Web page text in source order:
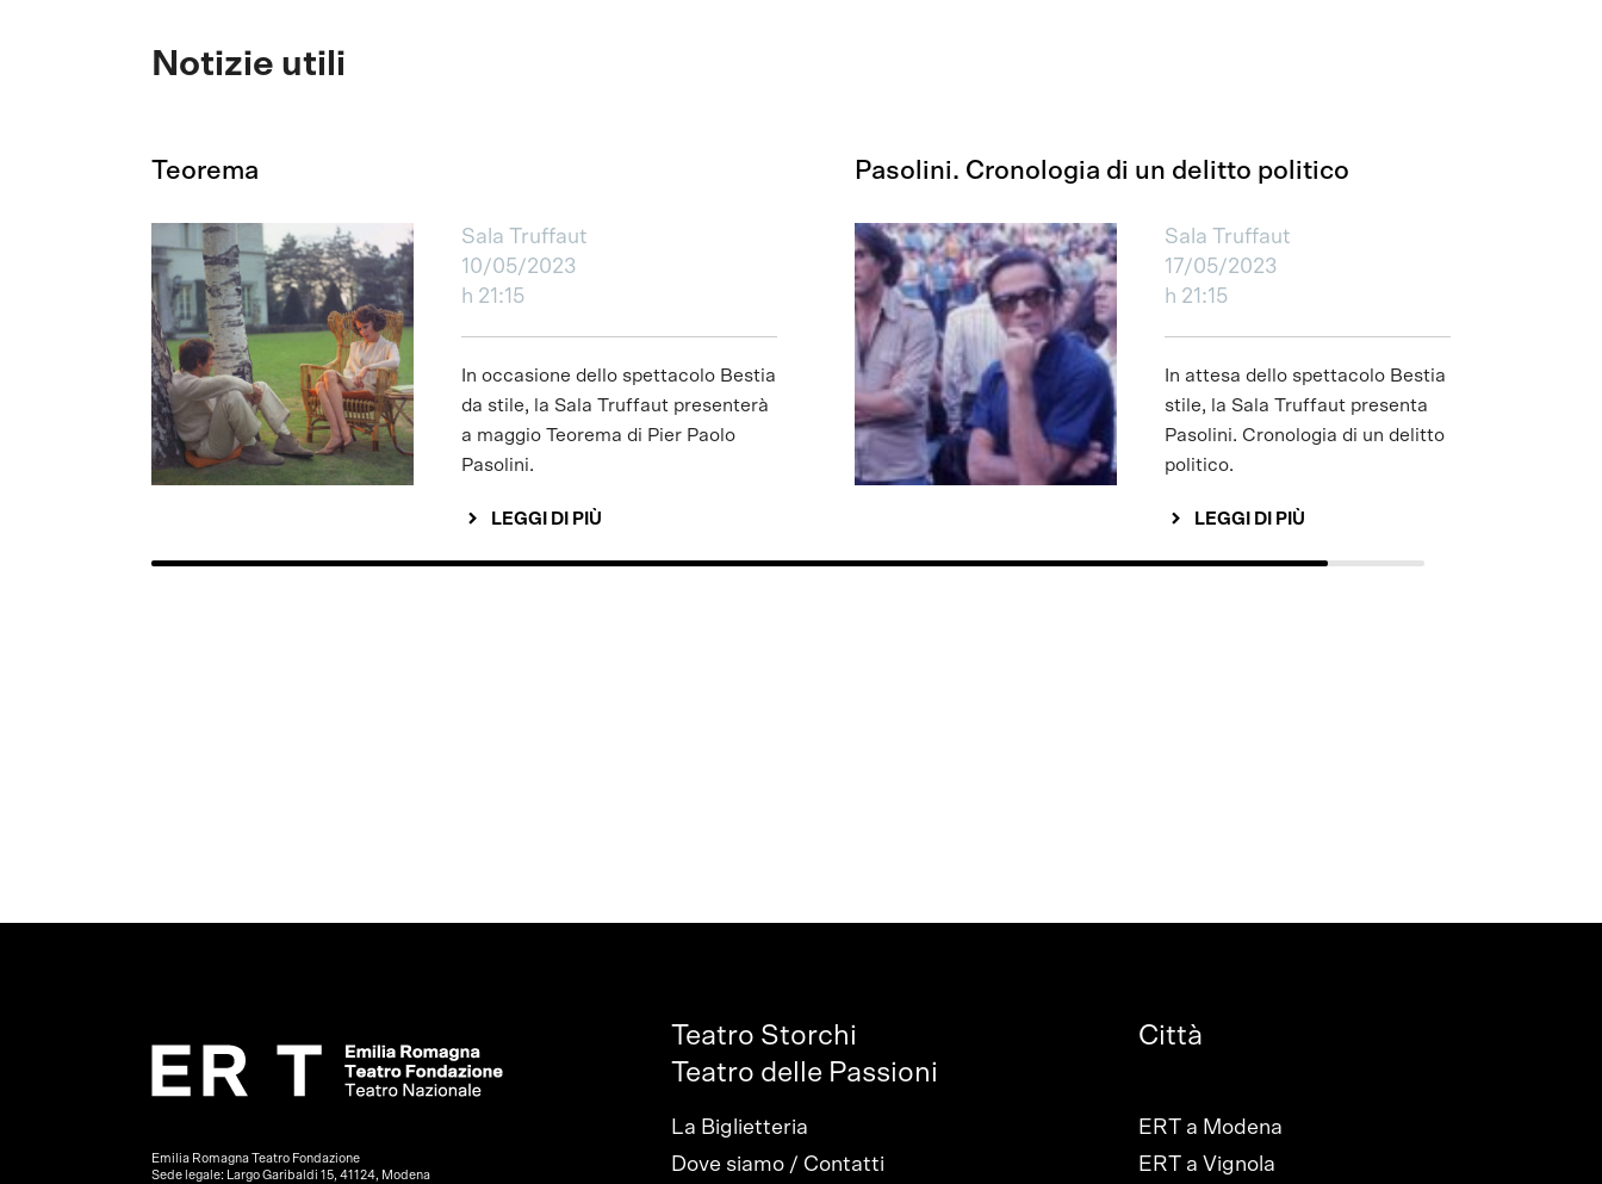
Notizie utili
Teorema
Sala Truffaut
10/05/2023
h 21:15
In occasione dello spettacolo Bestia
da stile, la Sala Truffaut presenterà
a maggio Teorema di Pier Paolo
Pasolini.
LEGGI DI PIÙ
Pasolini. Cronologia di un delitto politico
Sala Truffaut
17/05/2023
h 21:15
In attesa dello spettacolo Bestia da
stile, la Sala Truffaut presenta
Pasolini. Cronologia di un delitto
politico.
LEGGI DI PIÙ
Emilia Romagna Teatro Fondazione
Sede legale: Largo Garibaldi 15, 41124, Modena
Teatro Storchi
Teatro delle Passioni
La Biglietteria
Dove siamo / Contatti
Città
ERT a Modena
ERT a Vignola